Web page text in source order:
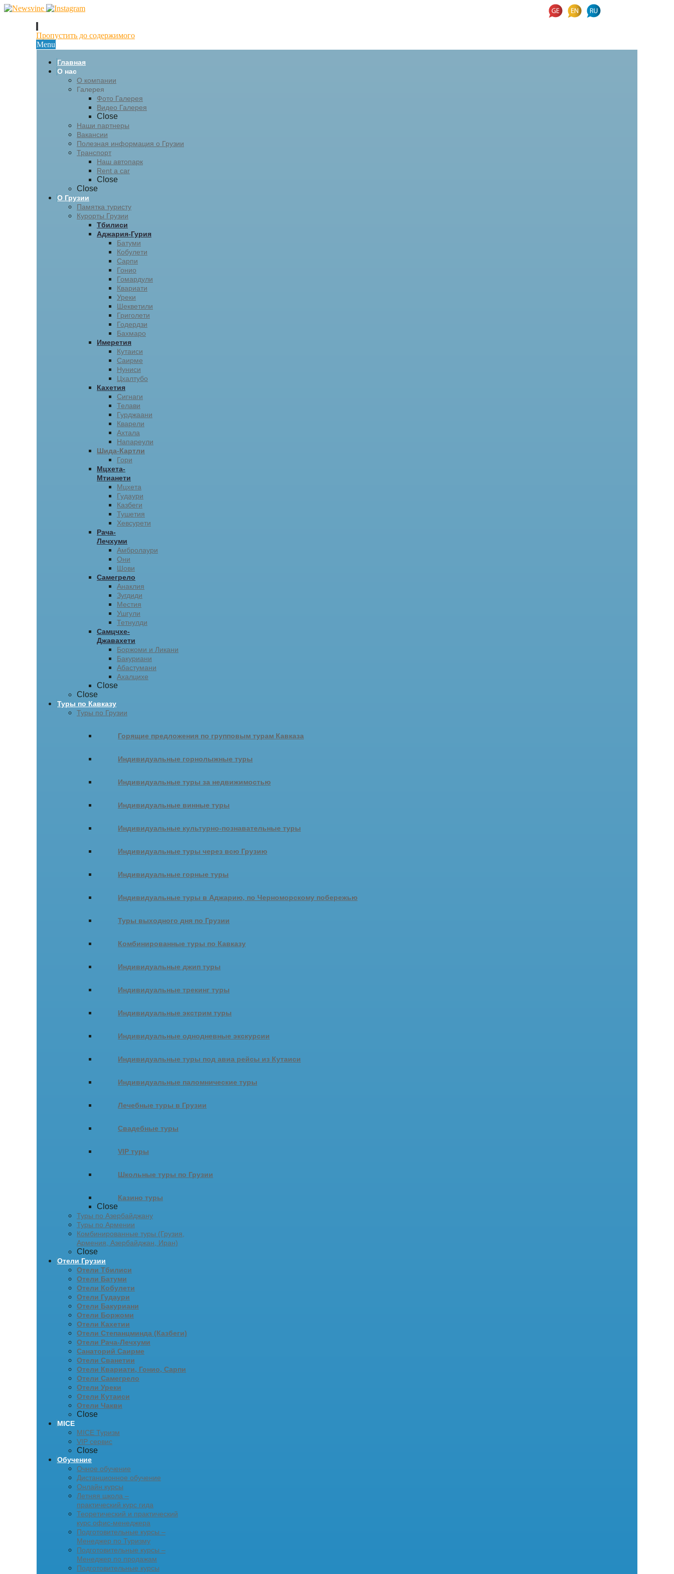
Пропустить до содержимого
Menu
Главная
О нас
О компании
Галерея
Фото Галерея
Видео Галерея
Close
Наши партнеры
Вакансии
Полезная информация о Грузии
Транспорт
Наш автопарк
Rent a car
Close
Close
О Грузии
Памятка туристу
Курорты Грузии
Тбилиси
Аджария-Гурия
Батуми
Кобулети
Сарпи
Гонио
Гомардули
Квариати
Уреки
Шекветили
Григолети
Годердзи
Бахмаро
Имеретия
Кутаиси
Саирме
Нуниси
Цхалтубо
Кахетия
Сигнаги
Телави
Гурджаани
Кварели
Ахтала
Напареули
Шида-Картли
Гори
Мцхета-
Мтианети
Мцхета
Гудаури
Казбеги
Тушетия
Хевсурети
Рача-
Лечхуми
Амбролаури
Они
Шови
Самегрело
Анаклия
Зугдиди
Местия
Ушгули
Тетнулди
Самцчхе-
Джавахети
Боржоми и Ликани
Бакуриани
Абастумани
Ахалцихе
Close
Close
Туры по Кавказу
Туры по Грузии
Горящие предложения по групповым турам Кавказа
Индивидуальные горнолыжные туры
Индивидуальные туры за недвижимостью
Индивидуальные винные туры
Индивидуальные культурно-познавательные туры
Индивидуальные туры через всю Грузию
Индивидуальные горные туры
Индивидуальные туры в Аджарию, по Черноморскому побережью
Туры выходного дня по Грузии
Комбинированные туры по Кавказу
Индивидуальные джип туры
Индивидуальные трекинг туры
Индивидуальные экстрим туры
Индивидуальные однодневные экскурсии
Индивидуальные туры под авиа рейсы из Кутаиси
Индивидуальные паломнические туры
Лечебные туры в Грузии
Свадебные туры
VIP туры
Школьные туры по Грузии
Казино туры
Close
Туры по Азербайджану
Туры по Армении
Комбинированные туры (Грузия,
Армения, Азербайджан, Иран)
Close
Отели Грузии
Отели Тбилиси
Отели Батуми
Отели Кобулети
Отели Гудаури
Отели Бакуриани
Отели Боржоми
Отели Кахетии
Отели Степанцминда (Казбеги)
Отели Рача-Лечхуми
Санаторий Саирме
Отели Сванетии
Отели Квариати, Гонио, Сарпи
Отели Самегрело
Отели Уреки
Отели Кутаиси
Отели Чакви
Close
MICE
MICE Туризм
VIP сервис
Close
Обучение
Очное обучение
Дистанционное обучение
Онлайн курсы
Летняя школа –
практический курс гида
Теоретический и практический
курс офис-менеджера
Подготовительные курсы –
Менеджер по Туризму
Подготовительные курсы –
Менеджер по продажам
Подготовительные курсы